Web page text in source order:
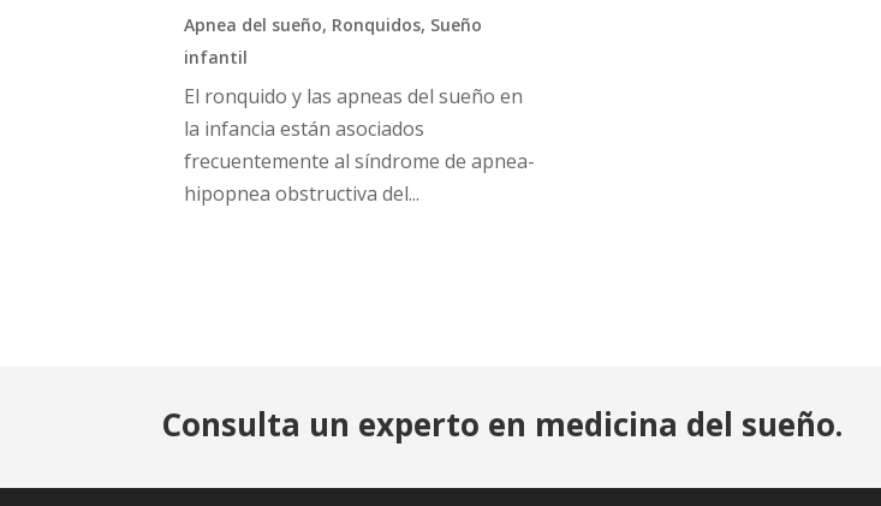
Apnea del sueño, Ronquidos, Sueño
infantil
El ronquido y las apneas del sueño en
la infancia están asociados
frecuentemente al síndrome de apnea-
hipopnea obstructiva del...
Consulta un experto en medicina del sueño.